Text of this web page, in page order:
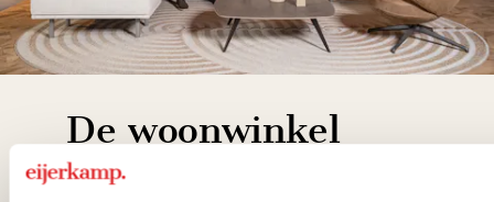
De woonwinkel
gezien op tv!